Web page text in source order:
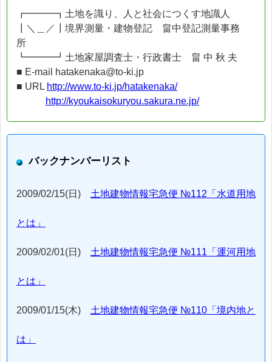
┏━━━┓土地を識り、人と社会につくす地識人
┃＼＿／┃境界測量・建物登記 畠中登記測量事務
所
┗━━━┛土地家屋調査士・行政書士 畠 中 秋 夫
■ E-mail hatakenaka@to-ki.jp
■ URL http://www.to-ki.jp/hatakenaka/
http://kyoukaisokuryou.sakura.ne.jp/
バックナンバーリスト
2009/02/15(日) 土地建物情報宅急便 №112「水道用地
とは」
2009/02/01(日) 土地建物情報宅急便 №111「運河用地
とは」
2009/01/15(木) 土地建物情報宅急便 №110「境内地と
は」